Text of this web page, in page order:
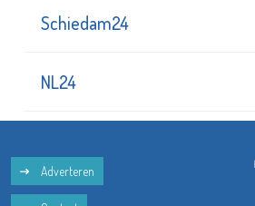
Schiedam24
NL24
Adverteren